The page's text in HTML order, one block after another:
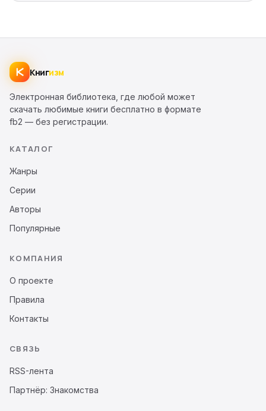
Книгизм
Электронная библиотека, где любой может
скачать любимые книги бесплатно в формате
fb2 — без регистрации.
КАТАЛОГ
Жанры
Серии
Авторы
Популярные
КОМПАНИЯ
О проекте
Правила
Контакты
СВЯЗЬ
RSS-лента
Партнёр: Знакомства